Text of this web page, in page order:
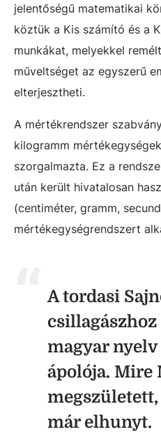
jelentőségű matematikai
köztük a Kis számító és a
munkákat, melyekkel
műveltséget az egyszerű
elterjesztheti.
A mértékrendszer
kilogramm
szorgalmazta. Ez a
után került hivatalosan
(centiméter, gramm,
mértékegységrendszert
A tordasi
magyar
ápolója. Mire
már elhunyt.